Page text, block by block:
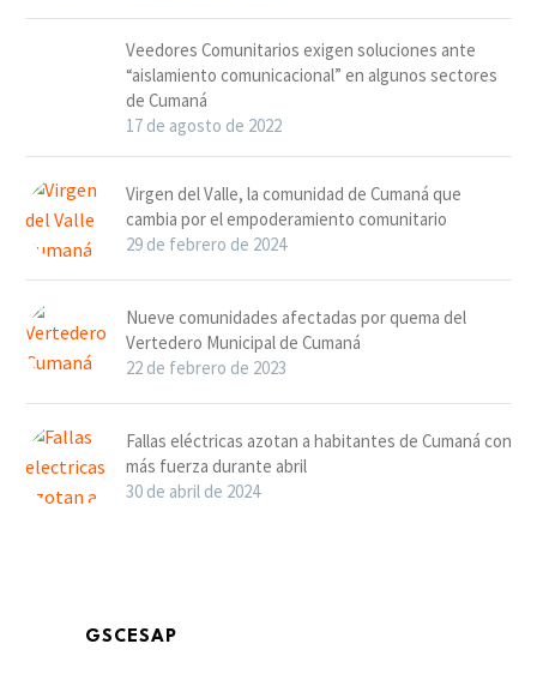
Veedores Comunitarios exigen soluciones ante
“aislamiento comunicacional” en algunos sectores
de Cumaná
17 de agosto de 2022
Virgen del Valle, la comunidad de Cumaná que
cambia por el empoderamiento comunitario
29 de febrero de 2024
Nueve comunidades afectadas por quema del
Vertedero Municipal de Cumaná
22 de febrero de 2023
Fallas eléctricas azotan a habitantes de Cumaná con
más fuerza durante abril
30 de abril de 2024
GSCESAP